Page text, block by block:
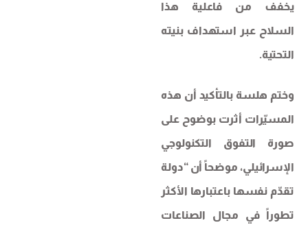
يخفف من فاعلية هذا
السلاح عبر استهداف بنيته
التحتية.
وختم هلسة بالتأكيد أن هذه
المسيّرات أثرت بوضوح على
صورة التفوق التكنولوجي
الإسرائيلي، موضحاً أن “دولة
تقدّم نفسها باعتبارها الأكثر
تطوراً في مجال الصناعات